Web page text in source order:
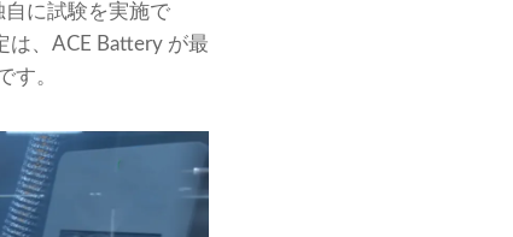
に試験を実施で
は、ACE Battery が最
す。